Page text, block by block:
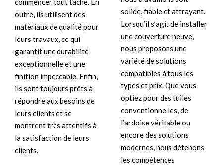
commencer tout tâche. En
outre, ils utilisent des
matériaux de qualité pour
leurs travaux, ce qui
garantit une durabilité
exceptionnelle et une
finition impeccable. Enfin,
ils sont toujours prêts à
répondre aux besoins de
leurs clients et se
montrent très attentifs à
la satisfaction de leurs
clients.
solide, fiable et attrayant.
Lorsqu’il s’agit de installer
une couverture neuve,
nous proposons une
variété de solutions
compatibles à tous les
types et prix. Que vous
optiez pour des tuiles
conventionnelles, de
l’ardoise véritable ou
encore des solutions
modernes, nous détenons
les compétences